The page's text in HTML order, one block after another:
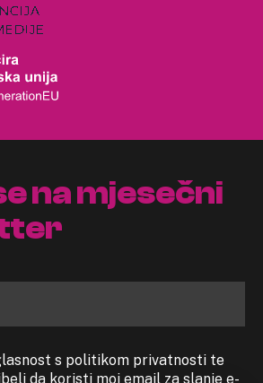
na mjesečni
s politikom privatnosti te
da koristi moj email za slanje e-